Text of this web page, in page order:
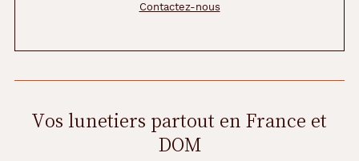
Contactez-nous
Vos lunetiers partout en France et
DOM